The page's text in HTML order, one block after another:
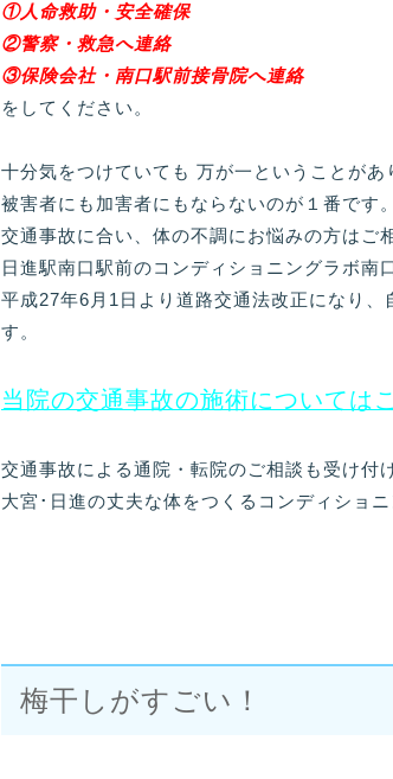
①人命救助・安全確保
②警察・救急へ連絡
③保険会社・南口駅前接骨院へ連絡
をしてください。
十分気をつけていても 万が一ということがあ
被害者にも加害者にもならないのが１番です。
交通事故に合い、体の不調にお悩みの方はご
日進駅南口駅前のコンディショニングラボ南
平成27年6月1日より道路交通法改正になり
す。
当院の交通事故の施術については
交通事故による通院・転院のご相談も受け付
大宮･日進の丈夫な体をつくるコンディショ
梅干しがすごい！